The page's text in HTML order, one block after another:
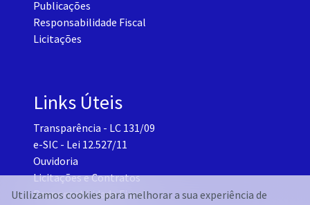
Publicações
Responsabilidade Fiscal
Licitações
Links Úteis
Transparência - LC 131/09
e-SIC - Lei 12.527/11
Ouvidoria
Licitações e Contratos
Responsabilidade Fiscal
Utilizamos cookies para melhorar a sua experiência de